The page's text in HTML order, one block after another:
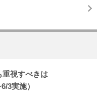
視すべきは
3実施）